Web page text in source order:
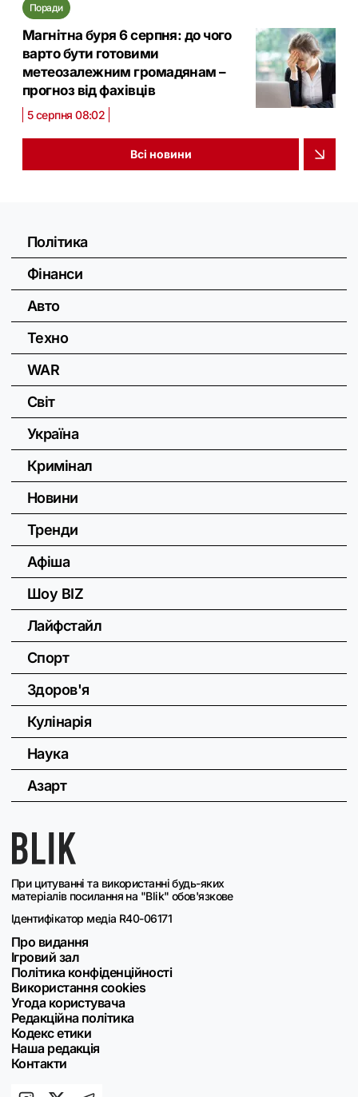
Поради
Магнітна буря 6 серпня: до чого
варто бути готовими
метеозалежним громадянам –
прогноз від фахівців
5 серпня 08:02
Всі новини
При цитуванні та використанні будь-яких
матеріалів посилання на "Blik" обов'язкове
Ідентифікатор медіа R40-06171
Про видання
Ігровий зал
Політика конфіденційності
Використання cookies
Угода користувача
Редакційна політика
Кодекс етики
Наша редакція
Контакти
Політика
Фінанси
Авто
Техно
WAR
Світ
Україна
Кримінал
Новини
Тренди
Афіша
Шоу BIZ
Лайфстайл
Спорт
Здоров'я
Кулінарія
Наука
Азарт